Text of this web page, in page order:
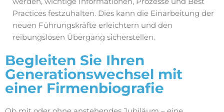
Practices festzuhalten. Dies kann die Einarbeitung der
neuen Führungskräfte erleichtern und den
reibungslosen Übergang sicherstellen.
Begleiten Sie Ihren
Generationswechsel mit
einer Firmenbiografie